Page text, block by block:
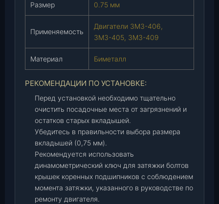
0
2
Размер 0.75 мм
Применяемость
Двигатели ЗМЗ-406,
ЗМЗ-405, ЗМЗ-409
Материал Биметалл
РЕКОМЕНДАЦИИ ПО УСТАНОВКЕ:
Перед установкой необходимо тщательно
очистить посадочные места от загрязнений и
остатков старых вкладышей.
Убедитесь в правильности выбора размера
вкладышей (0,75 мм).
Рекомендуется использовать
динамометрический ключ для затяжки болтов
крышек коренных подшипников с соблюдением
момента затяжки, указанного в руководстве по
ремонту двигателя.